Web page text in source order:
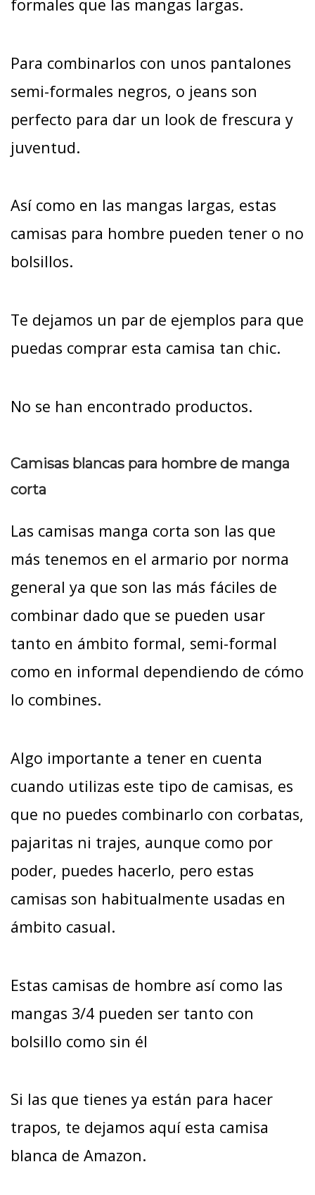
formales que las mangas largas.
Para combinarlos con unos pantalones
semi-formales negros, o jeans son
perfecto para dar un look de frescura y
juventud.
Así como en las mangas largas, estas
camisas para hombre pueden tener o no
bolsillos.
Te dejamos un par de ejemplos para que
puedas comprar esta camisa tan chic.
No se han encontrado productos.
Camisas blancas para hombre de manga
corta
Las camisas manga corta son las que
más tenemos en el armario por norma
general ya que son las más fáciles de
combinar dado que se pueden usar
tanto en ámbito formal, semi-formal
como en informal dependiendo de cómo
lo combines.
Algo importante a tener en cuenta
cuando utilizas este tipo de camisas, es
que no puedes combinarlo con corbatas,
pajaritas ni trajes, aunque como por
poder, puedes hacerlo, pero estas
camisas son habitualmente usadas en
ámbito casual.
Estas camisas de hombre así como las
mangas 3/4 pueden ser tanto con
bolsillo como sin él
Si las que tienes ya están para hacer
trapos, te dejamos aquí esta camisa
blanca de Amazon.